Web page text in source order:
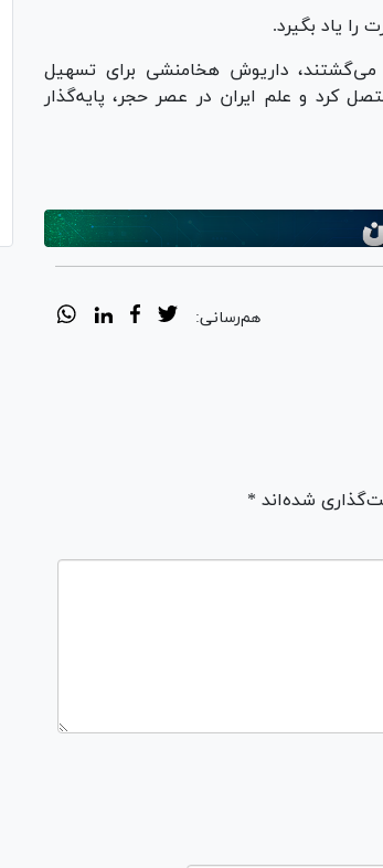
را یاد بگیرد.
می‌گشتند، داریوش هخامنشی برای تسهیل
کرد و علم ایران در عصر حجر، پایه‌گذار
هم‌رسانی:
شده‌اند *